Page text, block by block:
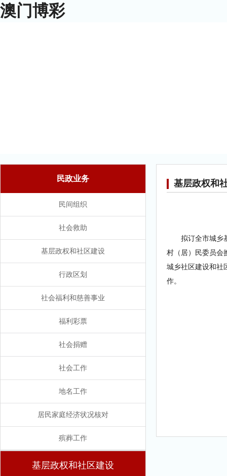
澳门博彩
民政业务
民间组织
社会救助
基层政权和社区建设
行政区划
社会福利和慈善事业
福利彩票
社会捐赠
社会工作
地名工作
居民家庭经济状况核对
殡葬工作
基层政权和社区建设
基层政权和
拟订全市城乡
村（居）民委员会
城乡社区建设和社
作。